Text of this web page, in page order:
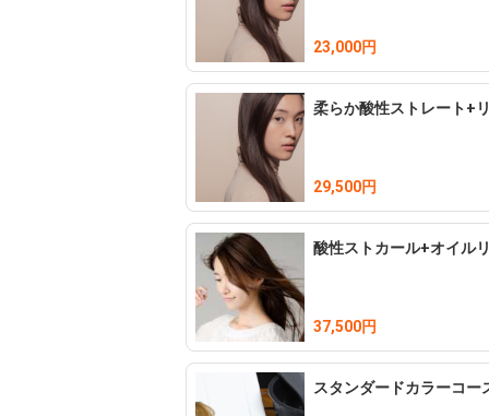
23,000円
柔らか酸性ストレート+
29,500円
酸性ストカール+オイル
37,500円
スタンダードカラーコー